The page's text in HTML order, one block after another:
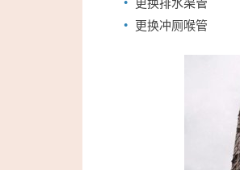
更换冲厕喉管